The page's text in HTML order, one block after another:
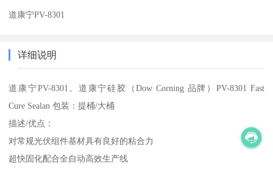
道康宁PV-8301
详细说明
道康宁PV-8301。道康宁硅胶（Dow Corning 品牌）PV-8301 Fast
Cure Sealan 包装：提桶/大桶
描述/优点：
对常规光伏组件基材具有良好的粘合力
超快固化配合全自动高效生产线